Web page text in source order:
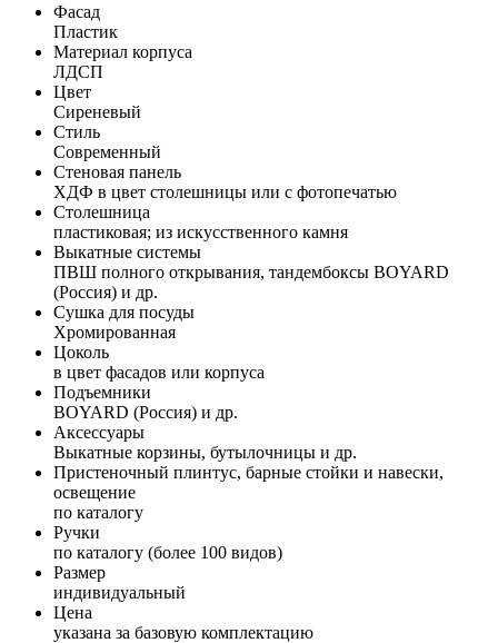
Фасад
Пластик
Материал корпуса
ЛДСП
Цвет
Сиреневый
Стиль
Современный
Стеновая панель
ХДФ в цвет столешницы или с фотопечатью
Столешница
пластиковая; из искусственного камня
Выкатные системы
ПВШ полного открывания, тандембоксы BOYARD
(Россия) и др.
Сушка для посуды
Хромированная
Цоколь
в цвет фасадов или корпуса
Подъемники
BOYARD (Россия) и др.
Аксессуары
Выкатные корзины, бутылочницы и др.
Пристеночный плинтус, барные стойки и навески,
освещение
по каталогу
Ручки
по каталогу (более 100 видов)
Размер
индивидуальный
Цена
указана за базовую комплектацию